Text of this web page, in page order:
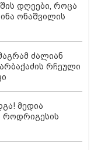
დღეები, როცა
ონაშვილის
ძალიან
რჩეული
მედია
როდრიგესის